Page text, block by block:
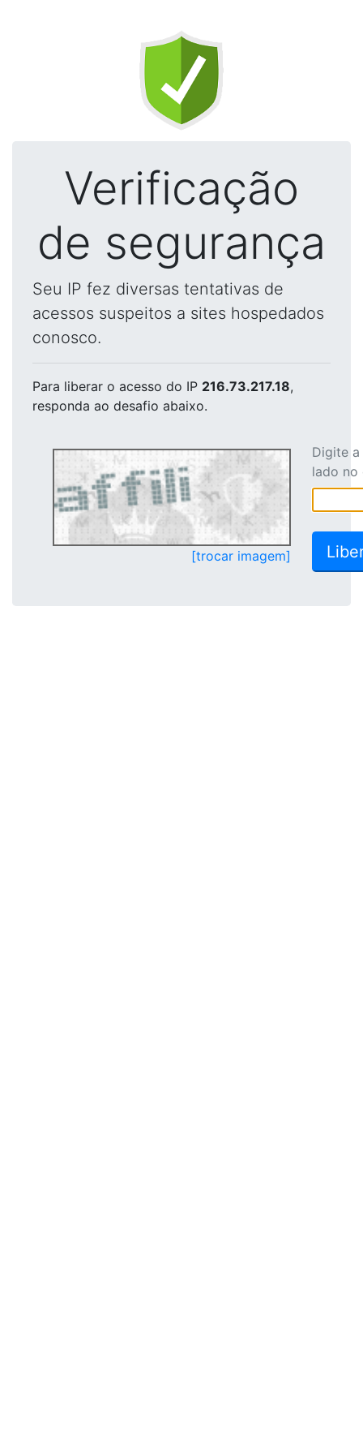
Verificação
de segurança
Seu IP fez diversas tentativas de
acessos suspeitos a sites hospedados
conosco.
Para liberar o acesso do IP 216.73.217.18,
responda ao desafio abaixo.
[trocar imagem]
Digite
lado no